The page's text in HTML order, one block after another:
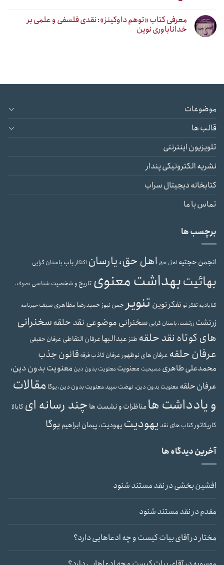
معرفی کتاب «توهم داوکینز»: نقدی فلسفی و علمی بر
خداناباوری نوین
موضوعات
قالب ها
تلویزیون اینترنتی
نشریه الکترونیکی پندار
کتابخانه دیجیتال سراب
تماس با ما
برچسب ها
انجمن حجتیه اهل حق اهل حق، یارسان اکنکارباب باستان گرایی
بهائیتبهداشت معنوی تاریخ و شخصیت شناسی تصوف،
گنابادیه تفکر نوتفکر نوین تنویر جمن نیوزحمیدرضا مظاهری سیفخبرنامه
زرتشت زرتشت، باستان گرایی سخنرانی موضوعی نقد حلقهسخنرانی
های کوتاه نقد حلقه طنزعبدالبهاعرفان التقاطی عرفان حقیقی
عرفان حلقه عرفان های نوظهورعرفان کاذبفرقه قانون جذب
محمدعلی طاهری مسیحیت معنویت معنویت بدون دین معنویت بدون دین،
عرفان حلقه معنویت بدون دین، نهضت سپیدمعنویت بدون دین، یوگا مقالات
و یادداشت هامناظرات و نشست ها چند رسانه ای کابالا
کاریکاتورکتاب های نقد یهودیت یهودیت، پیمان ابراهیم یوگا
آخرین دیدگاه ها
افشین بخشیدرنقد مستند شنود
مقدمدرنقد مستند شنود
مختاردرآقای بیات کیست و چه ادعاهایی دارد؟